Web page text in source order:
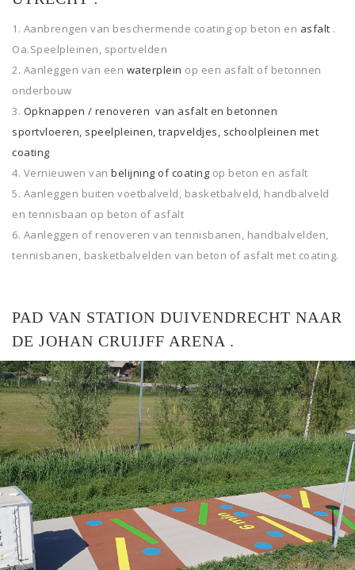
Aanbrengen van beschermende coating op beton en asfalt .
Oa.Speelpleinen, sportvelden
Aanleggen van een waterplein op een asfalt of betonnen
onderbouw
Opknappen / renoveren van asfalt en betonnen
sportvloeren, speelpleinen, trapveldjes, schoolpleinen met
coating
Vernieuwen van belijning of coating op beton en asfalt
Aanleggen buiten voetbalveld, basketbalveld, handbalveld
en tennisbaan op beton of asfalt
Aanleggen of renoveren van tennisbanen, handbalvelden,
tennisbanen, basketbalvelden van beton of asfalt met coating.
PAD VAN STATION DUIVENDRECHT NAAR
DE JOHAN CRUIJFF ARENA .